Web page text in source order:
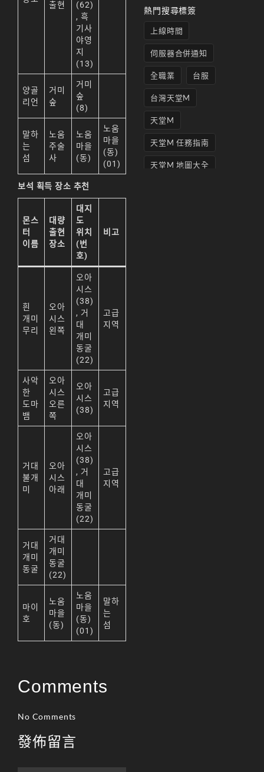
출현
(62)
, 흑
기사
야영
지
(13)
양골
리언
거미
숲
거미
숲
(8)
말하
는
섬
노움
주술
사
노움
마을
(동)
노움
마을
(동)
(01)
보석 획득 장소 추천
몬스
터
이름
대량
출현
장소
대지
도
위치
(번
호)
비고
흰
개미
무리
오아
시스
왼쪽
오아
시스
(38)
, 거
대
개미
동굴
(22)
고급
지역
사악
한
도마
뱀
오아
시스
오른
쪽
오아
시스
(38)
고급
지역
거대
불개
미
오아
시스
아래
오아
시스
(38)
, 거
대
개미
동굴
(22)
고급
지역
거대
개미
동굴
거대
개미
동굴
(22)
마이
호
노움
마을
(동)
노움
마을
(동)
(01)
말하
는
섬
Comments
No Comments
發佈留言
熱門搜尋標簽
上線時間
伺服器合併通知
全職業 台服
台灣天堂M
天堂M
天堂M 任務指南
天堂M 地圖大全